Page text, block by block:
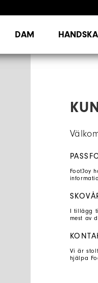
DAM
FootJoy
I tillägg
mest av
Vi är
hjälpa